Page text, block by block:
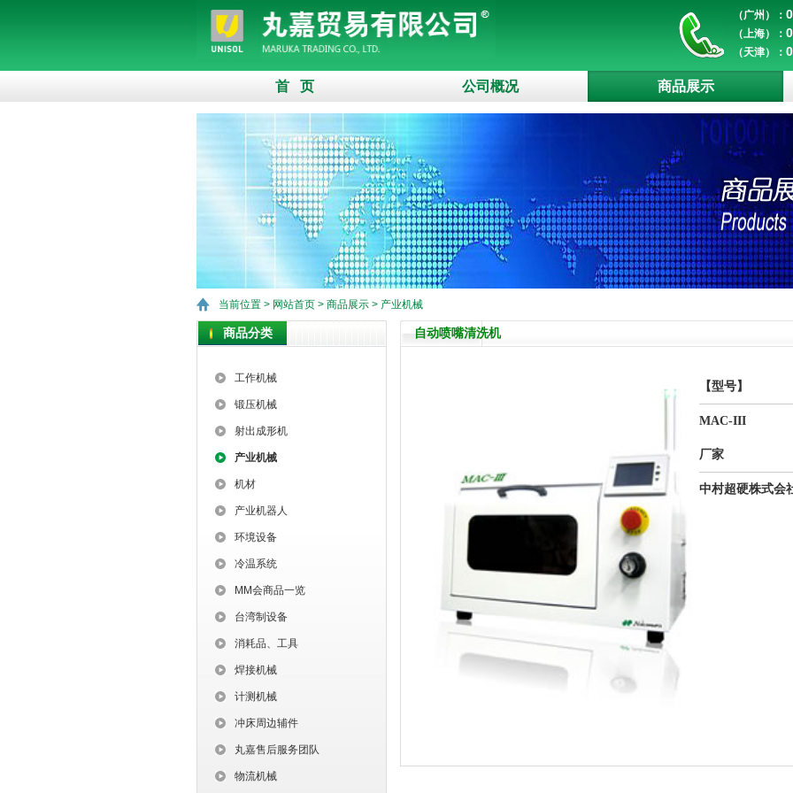
（广州）：
（上海）：
（天津）：
首 页 公司概况 商品展示
当前位置 > 网站首页 > 商品展示 > 产业机械
商品分类
工作机械
锻压机械
射出成形机
产业机械
机材
产业机器人
环境设备
冷温系统
MM会商品一览
台湾制设备
消耗品、工具
焊接机械
计测机械
冲床周边辅件
丸嘉售后服务团队
物流机械
自动喷嘴清洗机
【型号】
MAC-III
厂家
中村超硬株式会